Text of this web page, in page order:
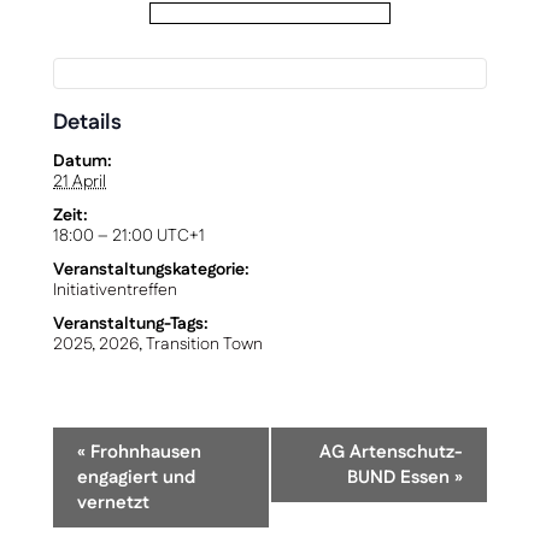
Details
Datum:
21 April
Zeit:
18:00 – 21:00 UTC+1
Veranstaltungskategorie:
Initiativentreffen
Veranstaltung-Tags:
2025,2026,Transition Town
Veranstaltung-
Navigation
« Frohnhausen
engagiert und
vernetzt
AG Artenschutz-
BUND Essen »